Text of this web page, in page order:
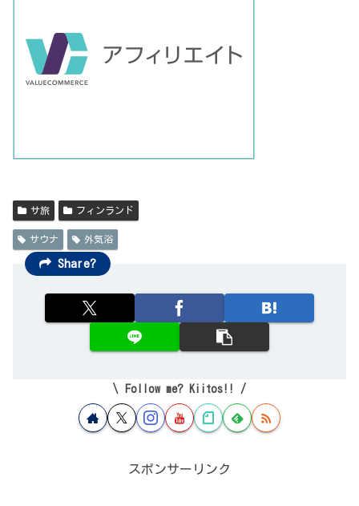
サ旅 フィンランド
サウナ 外気浴
Share?
Follow me? Kiitos!!
スポンサーリンク